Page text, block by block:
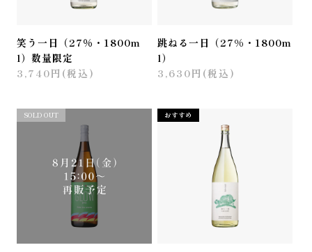
笑う一日（27％・1800m
l）数量限定
3,740円(税込)
跳ねる一日（27%・1800m
l）
3,630円(税込)
おすすめ
SOLD OUT おすすめ